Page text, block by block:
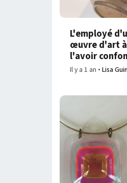
L'employé
œuvre d'art
l'avoir
Il y a 1 an Lisa